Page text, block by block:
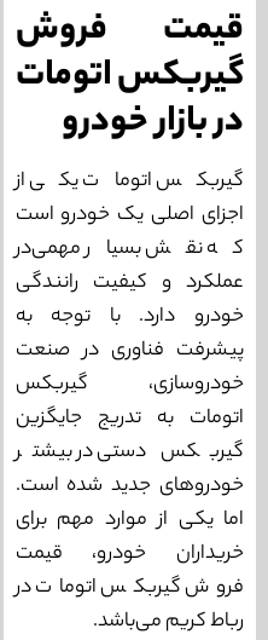
قیمت فروش
گیربکس اتومات
در بازار خودرو
گیربکس اتومات یکی از
اجزای اصلی یک خودرو است
که نقش بسیار مهمی‌در
عملکرد و کیفیت رانندگی
خودرو دارد. با توجه به
پیشرفت فناوری در صنعت
خودروسازی، گیربکس
اتومات به تدریج جایگزین
گیربکس دستی در بیشتر
خودروهای جدید شده است.
اما یکی از موارد مهم برای
خریداران خودرو، قیمت
فروش گیربکس اتومات در
رباط کریم می‌باشد.